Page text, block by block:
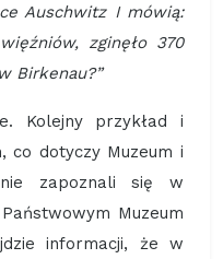
Auschwitz I mówią:
zginęło 370
Birkenau?”
Kolejny przykład i
co dotyczy Muzeum i
zapoznali się w
Muzeum
informacji, że w